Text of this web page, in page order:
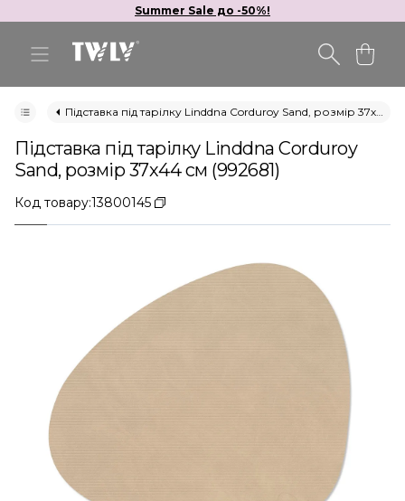
Summer Sale до -50%!
Підставка під тарілку Linddna Corduroy Sand, розмір 37х44 см (992681)
Підставка під тарілку Linddna Corduroy
Sand, розмір 37х44 см (992681)
Код товару:13800145